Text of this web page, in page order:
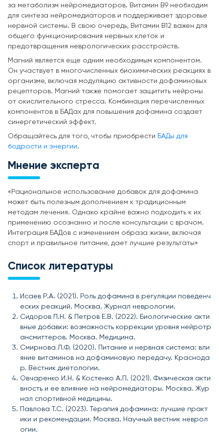
за метаболизм нейромедиаторов. Витамин B9 необходим
для синтеза нейромедиаторов и поддерживает здоровье
нервной системы. В свою очередь, Витамин B12 важен для
общего функционирования нервных клеток и
предотвращения неврологических расстройств.
Магний является еще одним необходимым компонентом.
Он участвует в многочисленных биохимических реакциях в
организме, включая модуляцию активности дофаминовых
рецепторов. Магний также помогает защитить нейроны
от окислительного стресса. Комбинация перечисленных
компонентов в БАДах для повышения дофамина создает
синергетический эффект.
Обращайтесь для того, чтобы приобрести БАДы для
бодрости и энергии.
Мнение эксперта
«Рациональное использование добавок для дофамина
может быть полезным дополнением к традиционным
методам лечения. Однако крайне важно подходить к их
применению осознанно и после консультации с врачом.
Интеграция БАДов с изменением образа жизни, включая
спорт и правильное питание, дает лучшие результаты»
Список литературы
Исаев Р.А. (2021). Роль дофамина в регуляции поведенч
еских реакций. Москва. Журнал неврологии.
Сидоров П.Н. & Петров Е.В. (2022). Биологические акти
вные добавки: возможность коррекции уровня нейротр
ансмиттеров. Москва. Медицина.
Смирнова Л.Ф. (2020). Питание и нервная система: вли
яние витаминов на дофаминовую передачу. Краснода
р. Вестник диетологии.
Овчаренко И.Н. & Костенко А.П. (2021). Физическая акти
вность и ее влияние на нейромедиаторы. Москва. Жур
нал спортивной медицины.
Павлова Т.С. (2023). Терапия дофамина: лучшие практ
ики и рекомендации. Москва. Научный вестник неврол
огии.